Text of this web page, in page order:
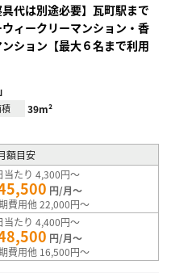
代は別途必要】瓦町駅まで
ィークリーマンション・香
ション【最大６名まで利用
39m²
額目安
当たり 4,300円～
円/月～
費用他 22,000円～
当たり 4,400円～
円/月～
費用他 16,500円～